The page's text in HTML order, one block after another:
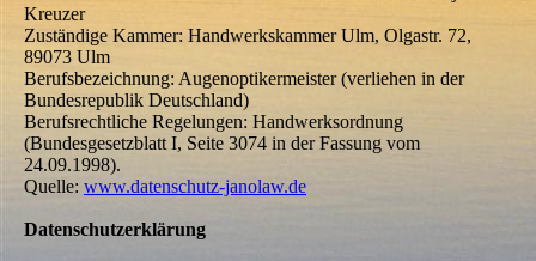
Kreuzer
Zuständige Kammer: Handwerkskammer Ulm, Olgastr. 72,
89073 Ulm
Berufsbezeichnung: Augenoptikermeister (verliehen in der
Bundesrepublik Deutschland)
Berufsrechtliche Regelungen: Handwerksordnung
(Bundesgesetzblatt I, Seite 3074 in der Fassung vom
24.09.1998).
Quelle: www.datenschutz-janolaw.de
Datenschutzerklärung